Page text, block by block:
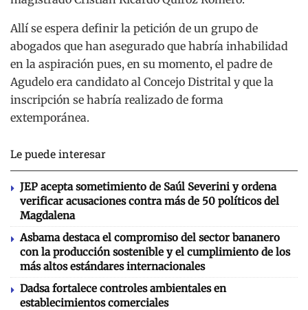
Allí se espera definir la petición de un grupo de
abogados que han asegurado que habría inhabilidad
en la aspiración pues, en su momento, el padre de
Agudelo era candidato al Concejo Distrital y que la
inscripción se habría realizado de forma
extemporánea.
Le puede interesar
JEP acepta sometimiento de Saúl Severini y ordena
verificar acusaciones contra más de 50 políticos del
Magdalena
Asbama destaca el compromiso del sector bananero
con la producción sostenible y el cumplimiento de los
más altos estándares internacionales
Dadsa fortalece controles ambientales en
establecimientos comerciales